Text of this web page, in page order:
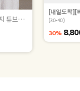
유방 커버 브라나시 81323 (30-40)
30%